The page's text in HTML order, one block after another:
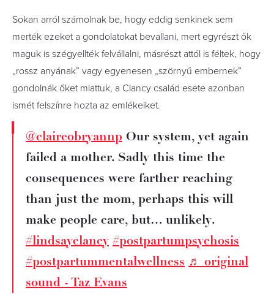
Sokan arról számolnak be, hogy eddig senkinek sem
merték ezeket a gondolatokat bevallani, mert egyrészt ők
maguk is szégyellték felvállalni, másrészt attól is féltek, hogy
„rossz anyának” vagy egyenesen „szörnyű embernek”
gondolnák őket miattuk, a Clancy család esete azonban
ismét felszínre hozta az emlékeiket.
@claireobryannp Our system, yet again
failed a mother. Sadly this time the
consequences were farther reaching
than just the mom, perhaps this will
make people care, but… unlikely.
#lindsayclancy #postpartumpsychosis
#postpartummentalwellness ♬ original
sound - Taz Evans